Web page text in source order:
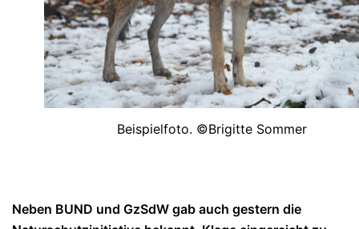
Beispielfoto. ©Brigitte Sommer
Neben BUND und GzSdW gab auch gestern die